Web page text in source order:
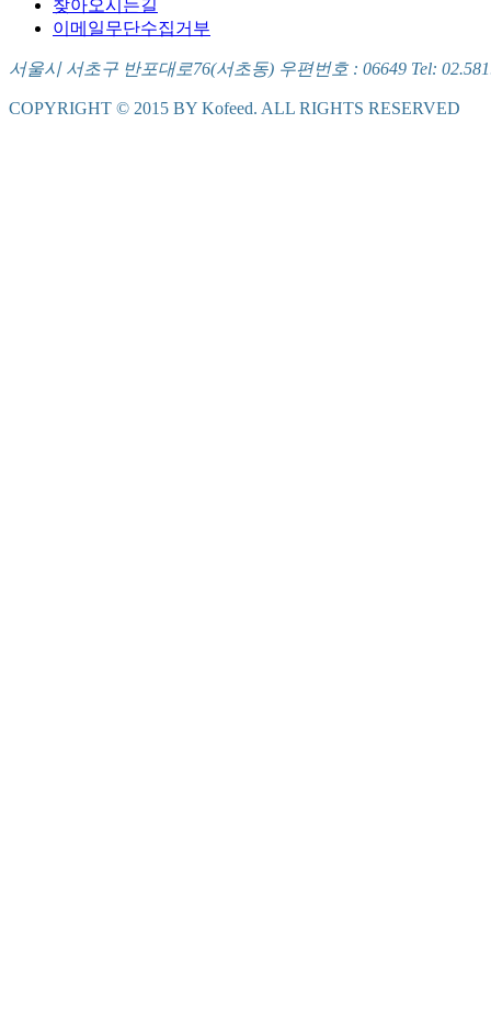
찾아오시는길
이메일무단수집거부
서울시 서초구 반포대로76(서초동) 우편번호 : 06649 Tel:
COPYRIGHT © 2015 BY Kofeed. ALL RIGHTS RESERVED